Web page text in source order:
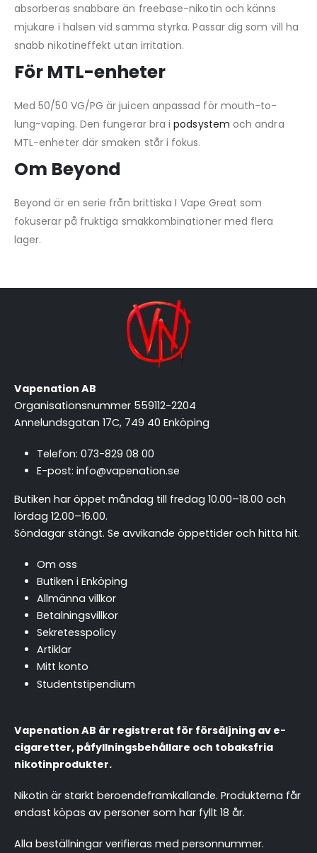
absorberas snabbare än freebase-nikotin och känns
mjukare i halsen vid samma styrka. Passar dig som vill ha
snabb nikotineffekt utan irritation.
För MTL-enheter
Med 50/50 VG/PG är juicen anpassad för mouth-to-
lung-vaping. Den fungerar bra ipodsystem och andra
MTL-enheter där smaken står i fokus.
Om Beyond
Beyond är en serie från brittiska I Vape Great som
fokuserar på fruktiga smakkombinationer med flera
lager.
Vapenation AB
Organisationsnummer 559112-2204
Annelundsgatan 17C, 749 40 Enköping
Telefon: 073-829 08 00
E-post: info@vapenation.se
Butiken har öppet måndag till fredag 10.00–18.00 och
lördag 12.00–16.00.
Söndagar stängt. Se avvikande öppettider och hitta hit.
Om oss
Butiken i Enköping
Allmänna villkor
Betalningsvillkor
Sekretesspolicy
Artiklar
Mitt konto
Studentstipendium
Vapenation AB är registrerat för försäljning av e-
cigaretter, påfyllningsbehållare och tobaksfria
nikotinprodukter.
Nikotin är starkt beroendeframkallande. Produkterna får
endast köpas av personer som har fyllt 18 år.
Alla beställningar verifieras med personnummer.